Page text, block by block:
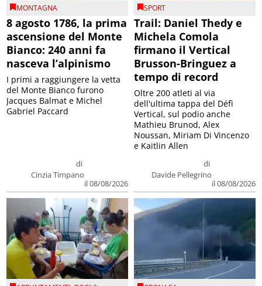
MONTAGNA
8 agosto 1786, la prima
ascensione del Monte
Bianco: 240 anni fa
nasceva l’alpinismo
di
Cinzia Timpano
il 08/08/2026
I primi a raggiungere la vetta
del Monte Bianco furono
Jacques Balmat e Michel
Gabriel Paccard
SPORT
Trail: Daniel Thedy e
Michela Comola
firmano il Vertical
Brusson-Bringuez a
tempo di record
di
Davide Pellegrino
il 08/08/2026
Oltre 200 atleti al via
dell'ultima tappa del Défì
Vertical, sul podio anche
Mathieu Brunod, Alex
Noussan, Miriam Di Vincenzo
e Kaitlin Allen